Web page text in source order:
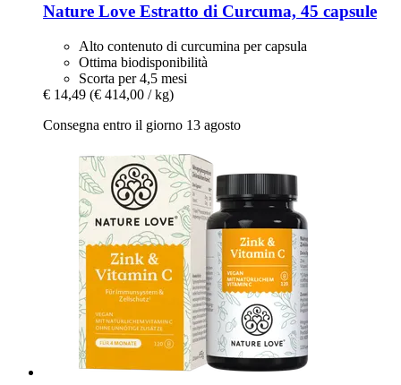
Nature Love Estratto di Curcuma, 45 capsule
Alto contenuto di curcumina per capsula
Ottima biodisponibilità
Scorta per 4,5 mesi
€ 14,49 (€ 414,00 / kg)
Consegna entro il giorno 13 agosto